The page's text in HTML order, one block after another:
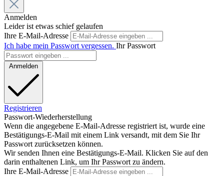
Anmelden
Leider ist etwas schief gelaufen
Ihre E-Mail-Adresse
Ich habe mein Passwort vergessen. Ihr Passwort
Anmelden
Registrieren
Passwort-Wiederherstellung
Wenn die angegebene E-Mail-Adresse registriert ist, wurde eine
Bestätigungs-E-Mail mit einem Link versandt, mit dem Sie Ihr
Passwort zurücksetzen können.
Wir senden Ihnen eine Bestätigungs-E-Mail. Klicken Sie auf den
darin enthaltenen Link, um Ihr Passwort zu ändern.
Ihre E-Mail-Adresse